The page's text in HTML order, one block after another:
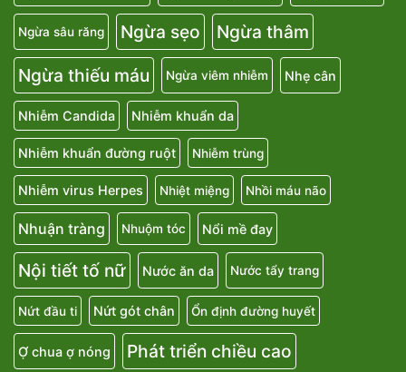
Ngừa sâu răng Ngừa sẹo
Ngừa thâm
Ngừa thiếu máu
Ngừa viêm nhiễm Nhẹ cân
Nhiễm Candida Nhiễm khuẩn da
Nhiễm khuẩn đường ruột Nhiễm trùng
Nhiễm virus Herpes Nhiệt miệng Nhồi máu não
Nhuận tràng Nhuộm tóc Nổi mề đay
Nội tiết tố nữ Nước ăn da Nước tẩy trang
Nứt đầu ti Nứt gót chân Ổn định đường huyết
Ợ chua ợ nóng Phát triển chiều cao